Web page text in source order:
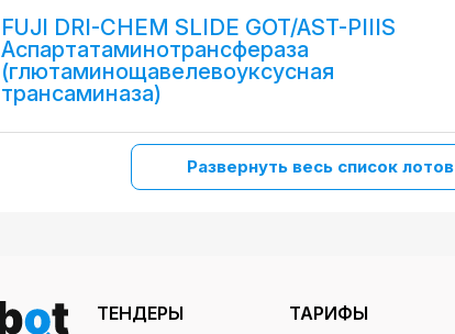
FUJI DRI-CHEM SLIDE GOT/AST-PIIIS
Аспартатаминотрансфераза
(глютаминощавелевоуксусная
трансаминаза)
Развернуть весь список лотов
ТЕНДЕРЫ ТАРИФЫ